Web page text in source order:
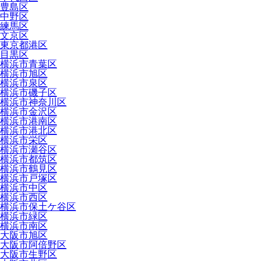
豊島区
中野区
練馬区
文京区
東京都港区
目黒区
横浜市青葉区
横浜市旭区
横浜市泉区
横浜市磯子区
横浜市神奈川区
横浜市金沢区
横浜市港南区
横浜市港北区
横浜市栄区
横浜市瀬谷区
横浜市都筑区
横浜市鶴見区
横浜市戸塚区
横浜市中区
横浜市西区
横浜市保土ケ谷区
横浜市緑区
横浜市南区
大阪市旭区
大阪市阿倍野区
大阪市生野区